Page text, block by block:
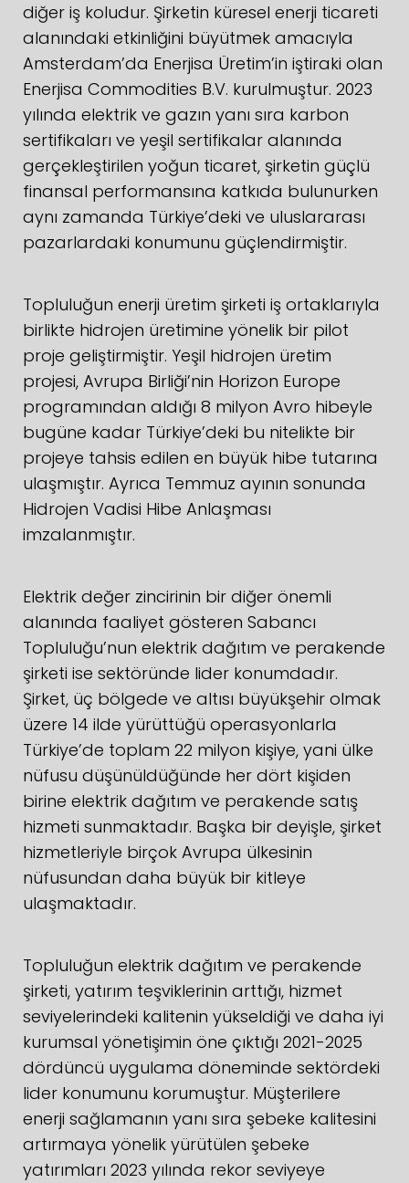
diğer iş koludur. Şirketin küresel enerji ticareti
alanındaki etkinliğini büyütmek amacıyla
Amsterdam’da Enerjisa Üretim’in iştiraki olan
Enerjisa Commodities B.V. kurulmuştur. 2023
yılında elektrik ve gazın yanı sıra karbon
sertifikaları ve yeşil sertifikalar alanında
gerçekleştirilen yoğun ticaret, şirketin güçlü
finansal performansına katkıda bulunurken
aynı zamanda Türkiye’deki ve uluslararası
pazarlardaki konumunu güçlendirmiştir.
Topluluğun enerji üretim şirketi iş ortaklarıyla
birlikte hidrojen üretimine yönelik bir pilot
proje geliştirmiştir. Yeşil hidrojen üretim
projesi, Avrupa Birliği’nin Horizon Europe
programından aldığı 8 milyon Avro hibeyle
bugüne kadar Türkiye’deki bu nitelikte bir
projeye tahsis edilen en büyük hibe tutarına
ulaşmıştır. Ayrıca Temmuz ayının sonunda
Hidrojen Vadisi Hibe Anlaşması
imzalanmıştır.
Elektrik değer zincirinin bir diğer önemli
alanında faaliyet gösteren Sabancı
Topluluğu’nun elektrik dağıtım ve perakende
şirketi ise sektöründe lider konumdadır.
Şirket, üç bölgede ve altısı büyükşehir olmak
üzere 14 ilde yürüttüğü operasyonlarla
Türkiye’de toplam 22 milyon kişiye, yani ülke
nüfusu düşünüldüğünde her dört kişiden
birine elektrik dağıtım ve perakende satış
hizmeti sunmaktadır. Başka bir deyişle, şirket
hizmetleriyle birçok Avrupa ülkesinin
nüfusundan daha büyük bir kitleye
ulaşmaktadır.
Topluluğun elektrik dağıtım ve perakende
şirketi, yatırım teşviklerinin arttığı, hizmet
seviyelerindeki kalitenin yükseldiği ve daha iyi
kurumsal yönetişimin öne çıktığı 2021-2025
dördüncü uygulama döneminde sektördeki
lider konumunu korumuştur. Müşterilere
enerji sağlamanın yanı sıra şebeke kalitesini
artırmaya yönelik yürütülen şebeke
yatırımları 2023 yılında rekor seviyeye